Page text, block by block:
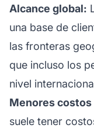
Alcance global:
una base de
las fronteras
que incluso los
nivel
Menores
suele tener